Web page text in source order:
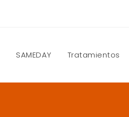
SAMEDAY Tratamientos